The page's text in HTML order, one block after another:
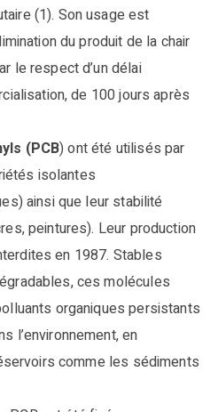
(1). Son usage est
du produit de la chair
le respect d’un délai
de 100 jours après
(PCB) ont été utilisés par
isolantes
ainsi que leur stabilité
peintures). Leur production
en 1987. Stables
ces molécules
organiques persistants
l’environnement, en
comme les sédiments